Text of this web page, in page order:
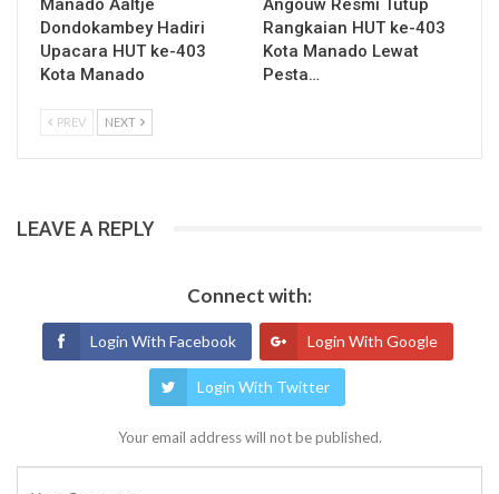
Manado Aaltje
Dondokambey Hadiri
Upacara HUT ke-403
Kota Manado
Angouw Resmi Tutup
Rangkaian HUT ke-403
Kota Manado Lewat
Pesta…
PREV NEXT
LEAVE A REPLY
Connect with:
Login With Facebook Login With Google
Login With Twitter
Your email address will not be published.